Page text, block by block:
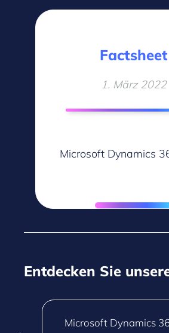
Factsheet
1. März 2022
Microsoft Dynamics
Entdecken Sie
Microsoft Dynamics